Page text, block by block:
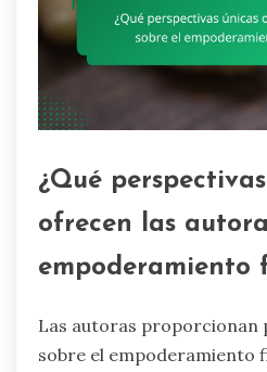
¿Qué
ofrecen las
empoderamiento
Las autoras proporcionan
sobre el empoderamiento